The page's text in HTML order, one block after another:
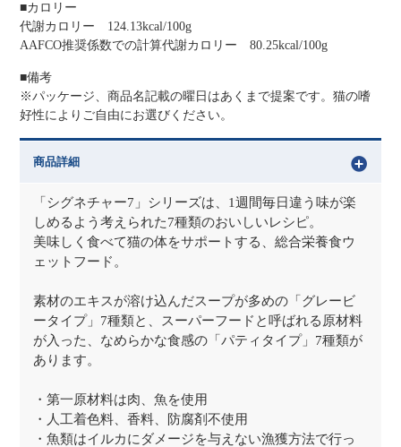
■カロリー
代謝カロリー 124.13kcal/100g
AAFCO推奨係数での計算代謝カロリー 80.25kcal/100g
■備考
※パッケージ、商品名記載の曜日はあくまで提案です。猫の嗜
好性によりご自由にお選びください。
商品詳細
「シグネチャー7」シリーズは、1週間毎日違う味が楽
しめるよう考えられた7種類のおいしいレシピ。
美味しく食べて猫の体をサポートする、総合栄養食ウ
ェットフード。
素材のエキスが溶け込んだスープが多めの「グレービ
ータイプ」7種類と、スーパーフードと呼ばれる原材料
が入った、なめらかな食感の「パティタイプ」7種類が
あります。
・第一原材料は肉、魚を使用
・人工着色料、香料、防腐剤不使用
・魚類はイルカにダメージを与えない漁獲方法で行っ